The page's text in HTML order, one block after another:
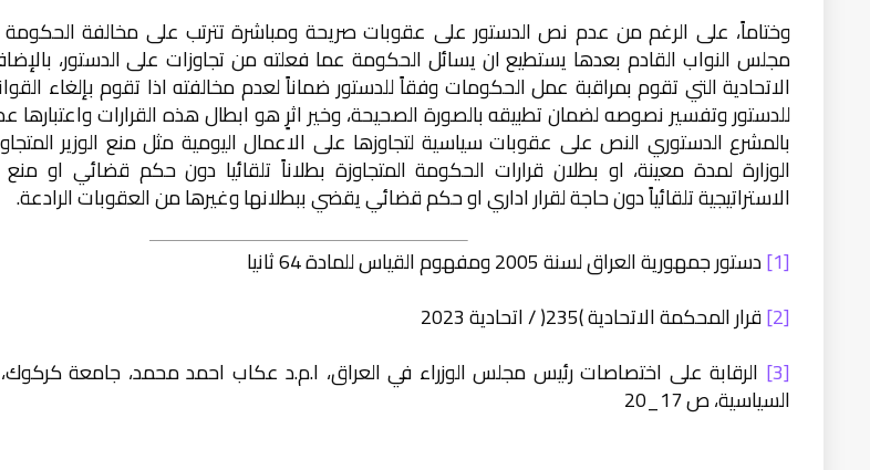
وختاماً، على الرغم من عدم نص الدستور على عقوبات صريحة ومباشرة تترتب على مخالفة الحكومة
مجلس النواب القادم بعدها يستطيع ان يسائل الحكومة عما فعلته من تجاوزات على الدستور،
الاتحادية التي تقوم بمراقبة عمل الحكومات وفقاً للدستور ضماناً لعدم مخالفته اذا تقوم بإلغاء
للدستور وتفسير نصوصه لضمان تطبيقه بالصورة الصحيحة، وخير اثرٍ هو ابطال هذه القرارات واعتبارها
بالمشرع الدستوري النص على عقوبات سياسية لتجاوزها على الاعمال اليومية مثل منع الوزير
الوزارة لمدة معينة، او بطلان قرارات الحكومة المتجاوزة بطلاناً تلقائيا دون حكم قضائي او
الاستراتيجية تلقائياً دون حاجة لقرار اداري او حكم قضائي يقضي ببطلانها وغيرها من العقوبات الرادعة.
[1]
دستور جمهورية العراق لسنة 2005 ومفهوم القياس للمادة 64 ثانيا
[2]
قرار المحكمة الاتحادية)
235
(
/اتحادية2023
[3]
الرقابة على اختصاصات رئيس مجلس الوزراء في العراق، ا.م.د عكاب احمد محمد، جامعة كركوك،
السياسية، ص 17_20